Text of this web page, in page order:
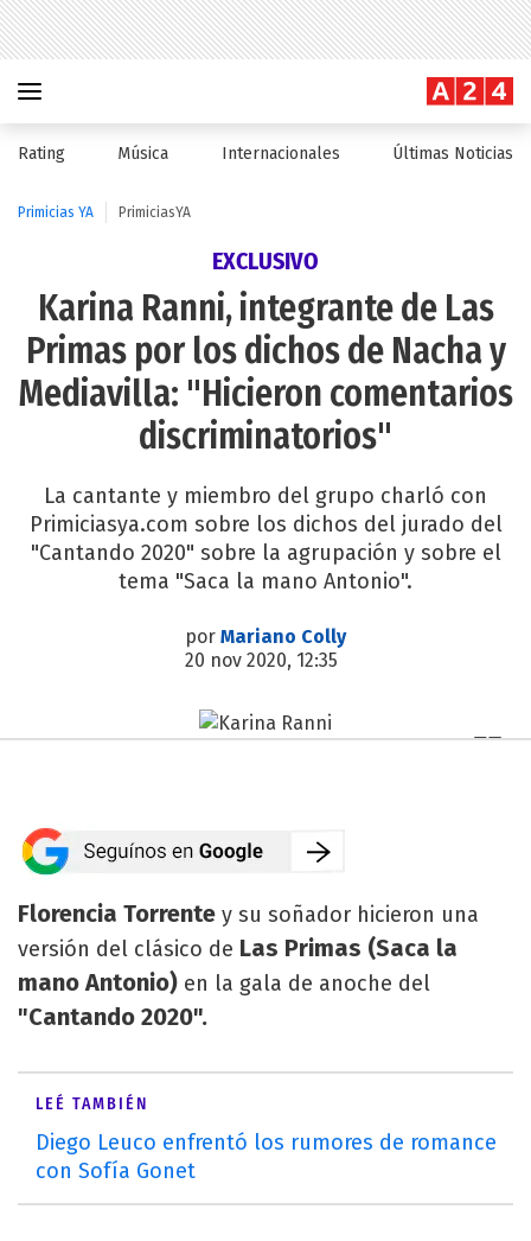
Rating Música Internacionales Últimas Noticias
Primicias YA PrimiciasYA
EXCLUSIVO
Karina Ranni, integrante de Las
Primas por los dichos de Nacha y
Mediavilla: "Hicieron comentarios
discriminatorios"
La cantante y miembro del grupo charló con
Primiciasya.com sobre los dichos del jurado del
"Cantando 2020" sobre la agrupación y sobre el
tema "Saca la mano Antonio".
por Mariano Colly
20 nov 2020, 12:35
Florencia Torrente y su soñador hicieron una
versión del clásico de Las Primas (Saca la
mano Antonio) en la gala de anoche del
"Cantando 2020".
LEÉ TAMBIÉN
Diego Leuco enfrentó los rumores de romance
con Sofía Gonet